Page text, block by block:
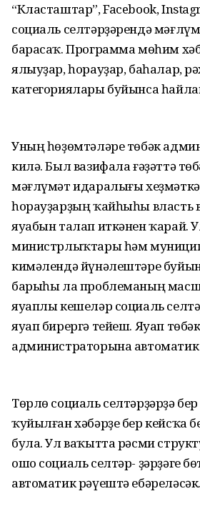
“Класташтар”, Facebook,
социаль селтәрҙәрендә
барасаҡ. Программа мөһим
ялыуҙар, һорауҙар, баһалар,
категориялары буйынса
Уның һөҙөмтәләре төбәк
килә. Был вазифала ғәҙәттә
мәғлүмәт идаралығы
һорауҙарҙың ҡайһыһы власть
яуабын талап иткәнен ҡарай.
министрлыҡтары һәм
кимәлендә йүнәлештәре
барыһы ла проблеманың
яуаплы кешеләр социаль
яуап бирергә тейеш. Яуап төбәк
администраторына
Төрлө социаль селтәрҙәрҙә
ҡуйылған хәбәрҙе бер кейсҡа
була. Ул ваҡытта рәсми
ошо социаль селтәр- ҙәрҙәге
автоматик рәүештә ебәреләсәк.